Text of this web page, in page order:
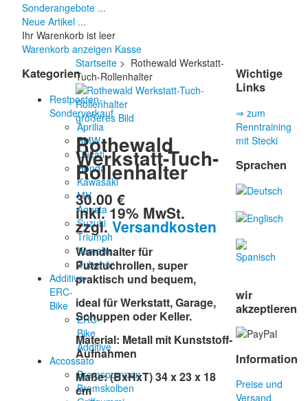
Sonderangebote ...
Neue Artikel ...
Ihr Warenkorb ist leer
Warenkorb anzeigen Kasse
Kategorien
Restposten-
Sonderverkauf
Aprilia
BMW
Ducati
Honda
Kawasaki
MV
Agusta
Suzuki
Triumph
Yamaha
Zubehör
Additive-
ERC-
Bike
ERC-
Bike
Additive
Accossato
Bremspumpen
Bremskolben
Startseite> Rothewald Werkstatt-
Tuch-Rollenhalter
größeres Bild
Rothewald
Werkstatt-Tuch-
Rollenhalter
30.00 €
inkl. 19% MwSt.
zzgl. Versandkosten
Wandhalter für
Putztuchrollen, super
praktisch und bequem,
ideal für Werkstatt, Garage,
Schuppen oder Keller.
Material: Metall mit Kunststoff-
Aufnahmen
Maße: (BxHxT) 34 x 23 x 18
cm
Wichtige
Links
⇒ zum
Renntraining
mit Stecki
Sprachen
wir
akzeptieren
Information
Preise und
Versand